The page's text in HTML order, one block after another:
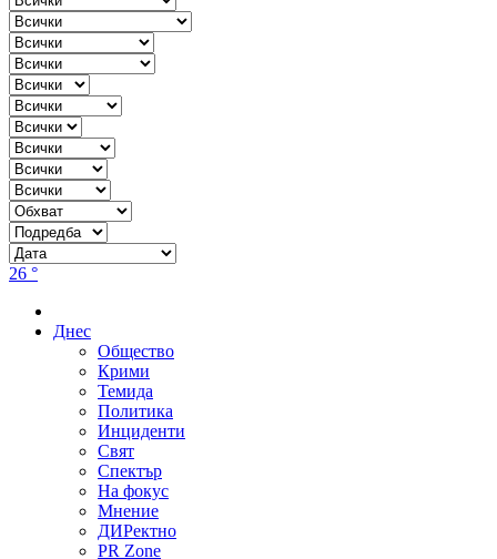
26 °
Днес
Общество
Крими
Темида
Политика
Инциденти
Свят
Спектър
На фокус
Мнение
ДИРектно
PR Zone